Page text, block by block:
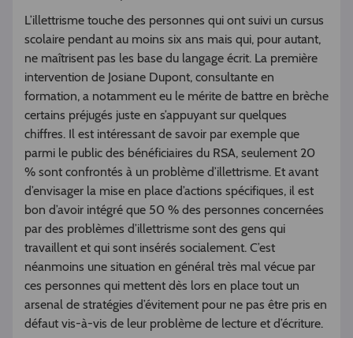
L’illettrisme touche des personnes qui ont suivi un cursus
scolaire pendant au moins six ans mais qui, pour autant,
ne maîtrisent pas les base du langage écrit. La première
intervention de Josiane Dupont, consultante en
formation, a notamment eu le mérite de battre en brèche
certains préjugés juste en s’appuyant sur quelques
chiffres. Il est intéressant de savoir par exemple que
parmi le public des bénéficiaires du RSA, seulement 20
% sont confrontés à un problème d’illettrisme. Et avant
d’envisager la mise en place d’actions spécifiques, il est
bon d’avoir intégré que 50 % des personnes concernées
par des problèmes d’illettrisme sont des gens qui
travaillent et qui sont insérés socialement. C’est
néanmoins une situation en général très mal vécue par
ces personnes qui mettent dès lors en place tout un
arsenal de stratégies d’évitement pour ne pas être pris en
défaut vis-à-vis de leur problème de lecture et d’écriture.